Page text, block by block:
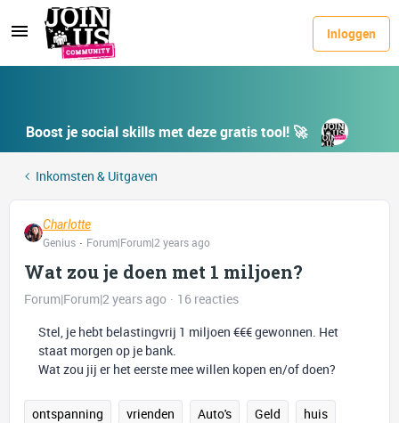
Inloggen
Boost je social skills met deze gratis tool! 🚀
Inkomsten & Uitgaven
Charlotte
Genius
Forum|Forum|2 years ago
Wat zou je doen met 1 miljoen?
Forum|Forum|2 years ago
16 reacties
Stel, je hebt belastingvrij 1 miljoen €€€ gewonnen. Het
staat morgen op je bank.
Wat zou jij er het eerste mee willen kopen en/of doen?
ontspanning vrienden Auto's Geld
huis